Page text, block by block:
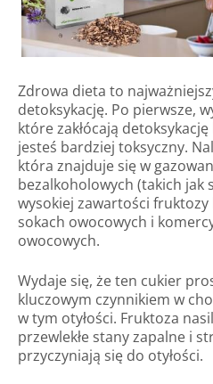
Zdrowa dieta to
detoksykację. Po pierwsze,
które zakłócają
jesteś bardziej toksyczny.
która znajduje się w
bezalkoholowych (takich jak
wysokiej zawartości fruktozy
sokach owocowych i
owocowych.
Wydaje się, że ten cukier
kluczowym czynnikiem w
w tym otyłości. Fruktoza
przewlekłe stany zapalne i
przyczyniają się do otyłości.